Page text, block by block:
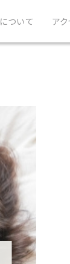
ついて ア